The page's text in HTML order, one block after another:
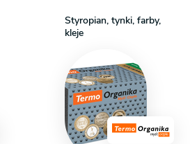
Styropian, tynki, farby,
kleje